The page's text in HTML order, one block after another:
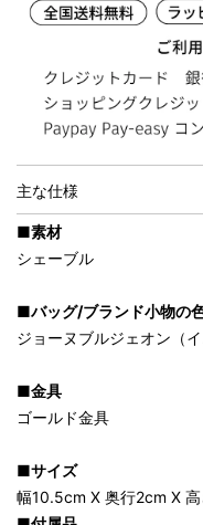
主な仕様
■素材
シェーブル
■バッグ/ブランド小物の
ジョーヌブルジェオン（イ
■金具
ゴールド金具
■サイズ
幅10.5cm X 奥行2cm X